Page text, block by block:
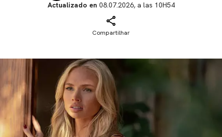
Actualizado en 08.07.2026, a las 10H54
Compartilhar